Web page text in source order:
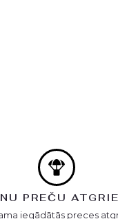
PREČU
iegādātās preces